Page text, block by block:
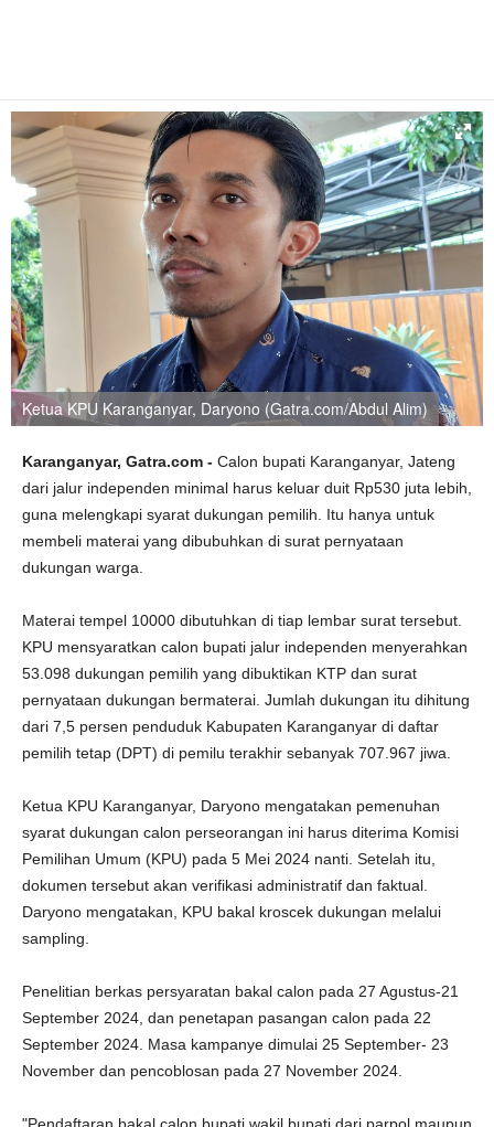
Ketua KPU Karanganyar, Daryono (Gatra.com/Abdul Alim)
Karanganyar, Gatra.com - Calon bupati Karanganyar, Jateng
dari jalur independen minimal harus keluar duit Rp530 juta lebih,
guna melengkapi syarat dukungan pemilih. Itu hanya untuk
membeli materai yang dibubuhkan di surat pernyataan
dukungan warga.
Materai tempel 10000 dibutuhkan di tiap lembar surat tersebut.
KPU mensyaratkan calon bupati jalur independen menyerahkan
53.098 dukungan pemilih yang dibuktikan KTP dan surat
pernyataan dukungan bermaterai. Jumlah dukungan itu dihitung
dari 7,5 persen penduduk Kabupaten Karanganyar di daftar
pemilih tetap (DPT) di pemilu terakhir sebanyak 707.967 jiwa.
Ketua KPU Karanganyar, Daryono mengatakan pemenuhan
syarat dukungan calon perseorangan ini harus diterima Komisi
Pemilihan Umum (KPU) pada 5 Mei 2024 nanti. Setelah itu,
dokumen tersebut akan verifikasi administratif dan faktual.
Daryono mengatakan, KPU bakal kroscek dukungan melalui
sampling.
Penelitian berkas persyaratan bakal calon pada 27 Agustus-21
September 2024, dan penetapan pasangan calon pada 22
September 2024. Masa kampanye dimulai 25 September- 23
November dan pencoblosan pada 27 November 2024.